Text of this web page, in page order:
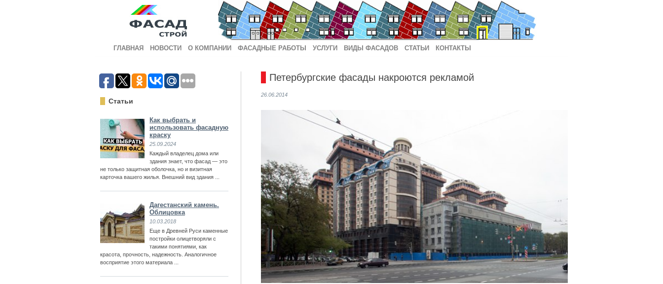
ГЛАВНАЯ НОВОСТИ О КОМПАНИИ ФАСАДНЫЕ РАБОТЫ УСЛУГИ ВИДЫ ФАСАДОВ СТАТЬИ КОНТАКТЫ
Статьи
Как выбрать и
использовать фасадную
краску
25.09.2024
Каждый владелец дома или
здания знает, что фасад — это
не только защитная оболочка, но и визитная
карточка вашего жилья. Внешний вид здания ...
Дагестанский камень.
Облицовка
10.03.2018
Еще в Древней Руси каменные
постройки олицетворяли с
такими понятиями, как
красота, прочность, надежность. Аналогичное
восприятие этого материала ...
Петербургские фасады накроются рекламой
26.06.2014